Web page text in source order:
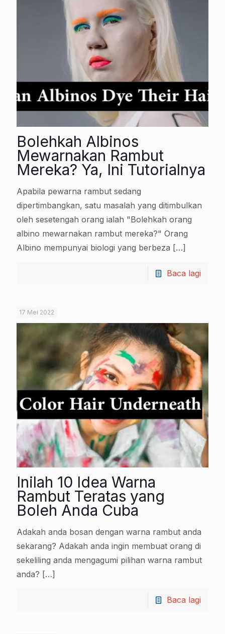
Bolehkah Albinos
Mewarnakan Rambut
Mereka? Ya, Ini Tutorialnya
Apabila pewarna rambut sedang
dipertimbangkan, satu masalah yang ditimbulkan
oleh sesetengah orang ialah "Bolehkah orang
albino mewarnakan rambut mereka?" Orang
Albino mempunyai biologi yang berbeza […]
Baca lagi
17 Mei 2022
Inilah 10 Idea Warna
Rambut Teratas yang
Boleh Anda Cuba
Adakah anda bosan dengan warna rambut anda
sekarang? Adakah anda ingin membuat orang di
sekeliling anda mengagumi pilihan warna rambut
anda? […]
Baca lagi